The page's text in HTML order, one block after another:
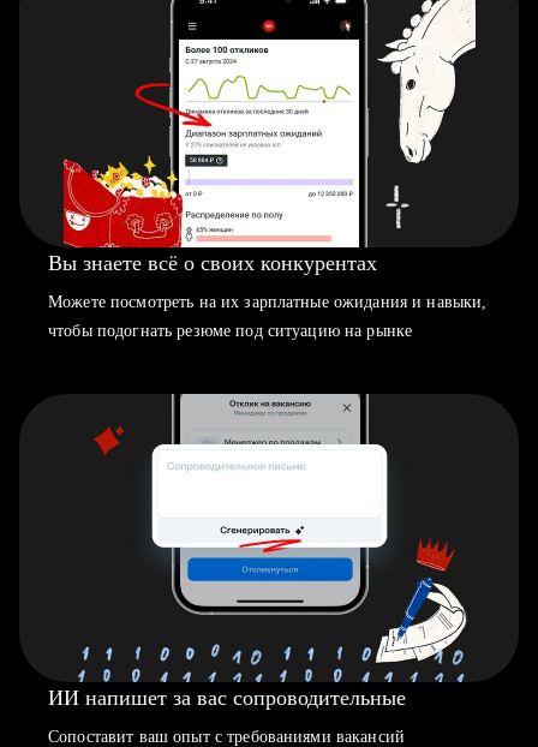
Вы знаете всё о своих конкурентах
Можете посмотреть на их зарплатные ожидания и навыки,
чтобы подогнать резюме под ситуацию на рынке
ИИ напишет за вас сопроводительные
Сопоставит ваш опыт с требованиями вакансий